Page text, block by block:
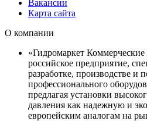
Вакансии
Карта сайта
О компании
«Гидромаркет
российское предприятие,
разработке, производстве и
профессионального
предлагая установки
давления как надежную и
европейским аналогам на